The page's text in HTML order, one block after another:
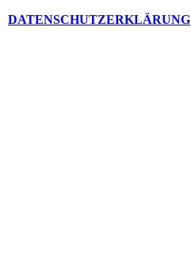
DATENSCHUTZERKLÄRUNG